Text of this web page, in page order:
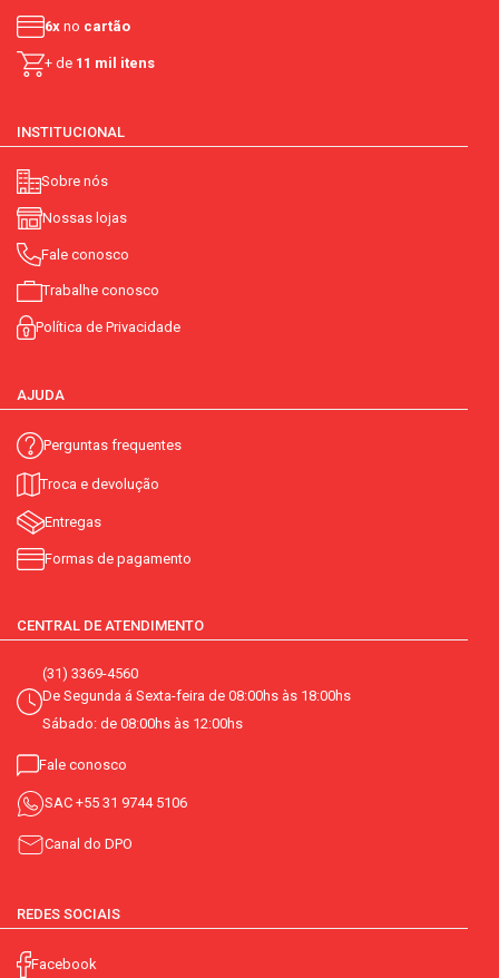
6x no cartão
+ de 11 mil itens
INSTITUCIONAL
Sobre nós
Nossas lojas
Fale conosco
Trabalhe conosco
Política de Privacidade
AJUDA
Perguntas frequentes
Troca e devolução
Entregas
Formas de pagamento
CENTRAL DE ATENDIMENTO
(31) 3369-4560
De Segunda á Sexta-feira de 08:00hs às 18:00hs
Sábado: de 08:00hs às 12:00hs
Fale conosco
SAC +55 31 9744 5106
Canal do DPO
REDES SOCIAIS
Facebook